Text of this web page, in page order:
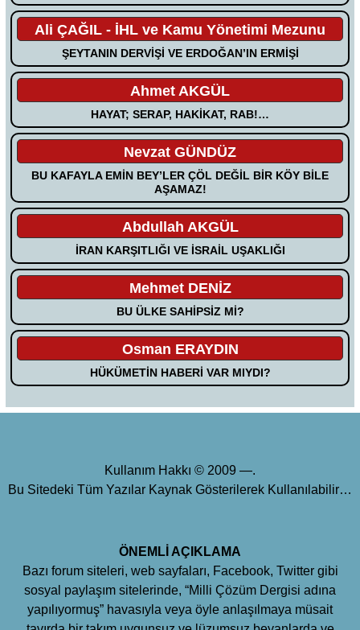
Ali ÇAĞIL - İHL ve Kamu Yönetimi Mezunu
ŞEYTANIN DERVİŞİ VE ERDOĞAN’IN ERMİŞİ
Ahmet AKGÜL
HAYAT; SERAP, HAKİKAT, RAB!…
Nevzat GÜNDÜZ
BU KAFAYLA EMİN BEY’LER ÇÖL DEĞİL BİR KÖY BİLE
AŞAMAZ!
Abdullah AKGÜL
İRAN KARŞITLIĞI VE İSRAİL UŞAKLIĞI
Mehmet DENİZ
BU ÜLKE SAHİPSİZ Mİ?
Osman ERAYDIN
HÜKÜMETİN HABERİ VAR MIYDI?
Kullanım Hakkı © 2009 —.
Bu Sitedeki Tüm Yazılar Kaynak Gösterilerek Kullanılabilir…
ÖNEMLİ AÇIKLAMA
Bazı forum siteleri, web sayfaları, Facebook, Twitter gibi
sosyal paylaşım sitelerinde, “Milli Çözüm Dergisi adına
yapılıyormuş” havasıyla veya öyle anlaşılmaya müsait